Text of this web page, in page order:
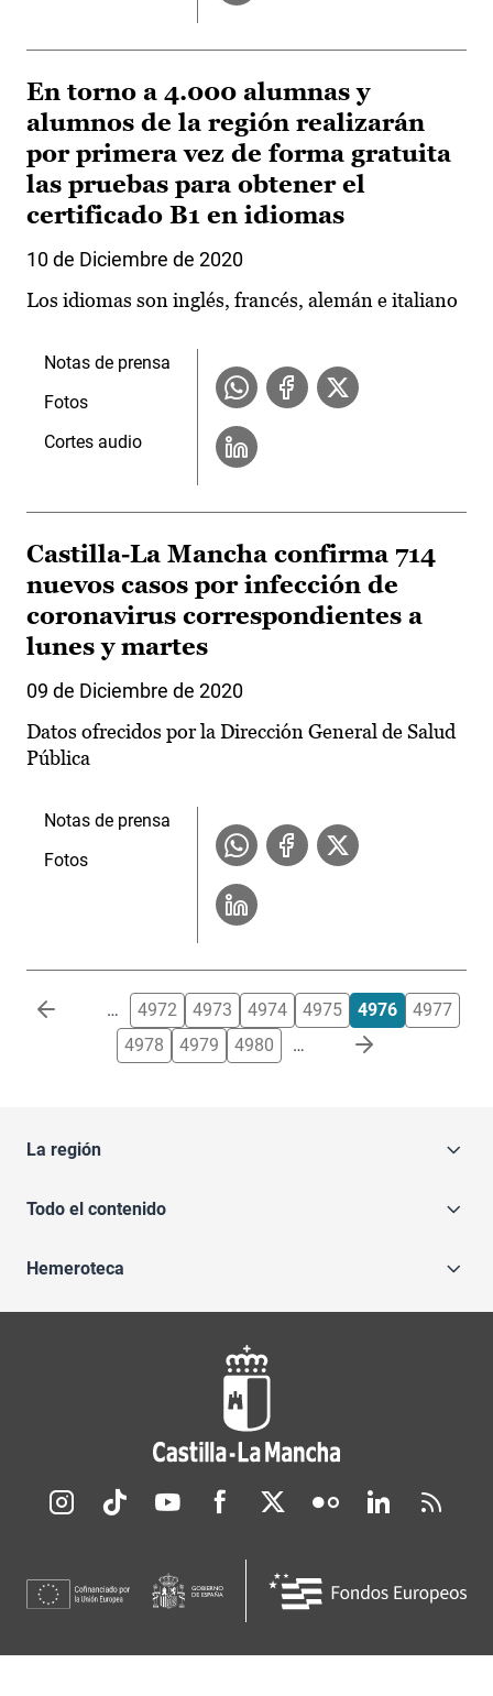
En torno a 4.000 alumnas y
alumnos de la región realizarán
por primera vez de forma gratuita
las pruebas para obtener el
certificado B1 en idiomas
10 de Diciembre de 2020
Los idiomas son inglés, francés, alemán e italiano
Notas de prensa
Fotos
Cortes audio
Castilla-La Mancha confirma 714
nuevos casos por infección de
coronavirus correspondientes a
lunes y martes
09 de Diciembre de 2020
Datos ofrecidos por la Dirección General de Salud
Pública
Notas de prensa
Fotos
Paginación … 4972 4973 4974 4975 4976
4977
4978
4979 4980 …
La región
Todo el contenido
Hemeroteca
Redes sociales JCCM